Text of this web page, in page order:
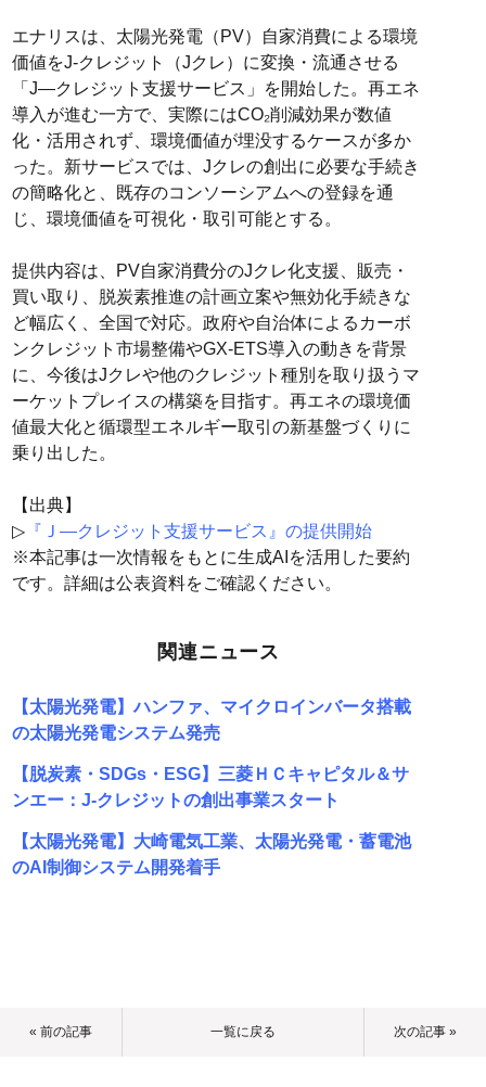
エナリスは、太陽光発電（PV）自家消費による環境
価値をJ-クレジット（Jクレ）に変換・流通させる
「J―クレジット支援サービス」を開始した。再エネ
導入が進む一方で、実際にはCO₂削減効果が数値
化・活用されず、環境価値が埋没するケースが多か
った。新サービスでは、Jクレの創出に必要な手続き
の簡略化と、既存のコンソーシアムへの登録を通
じ、環境価値を可視化・取引可能とする。
提供内容は、PV自家消費分のJクレ化支援、販売・
買い取り、脱炭素推進の計画立案や無効化手続きな
ど幅広く、全国で対応。政府や自治体によるカーボ
ンクレジット市場整備やGX-ETS導入の動きを背景
に、今後はJクレや他のクレジット種別を取り扱うマ
ーケットプレイスの構築を目指す。再エネの環境価
値最大化と循環型エネルギー取引の新基盤づくりに
乗り出した。
【出典】
▷『Ｊ―クレジット支援サービス』の提供開始
※本記事は一次情報をもとに生成AIを活用した要約
です。詳細は公表資料をご確認ください。
関連ニュース
【太陽光発電】ハンファ、マイクロインバータ搭載
の太陽光発電システム発売
【脱炭素・SDGs・ESG】三菱ＨＣキャピタル＆サ
ンエー：J-クレジットの創出事業スタート
【太陽光発電】大崎電気工業、太陽光発電・蓄電池
のAI制御システム開発着手
« 前の記事 一覧に戻る 次の記事 »